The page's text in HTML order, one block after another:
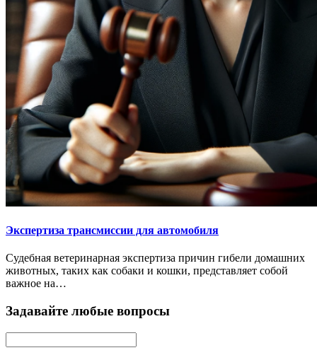
Экспертиза трансмиссии для автомобиля
Судебная ветеринарная экспертиза причин гибели домашних
животных, таких как собаки и кошки, представляет собой
важное на…
Задавайте любые вопросы